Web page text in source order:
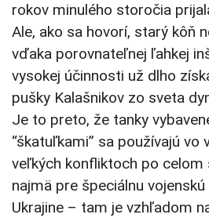
rokov minulého storočia
Ale, ako sa hovorí, starý kôň
vďaka porovnateľnej ľahkej
vysokej účinnosti už dlho
pušky Kalašnikov zo sveta
Je to preto, že tanky
“škatuľkami” sa používajú vo
veľkých konfliktoch po celom
najmä pre špeciálnu
Ukrajine – tam je vzhľadom